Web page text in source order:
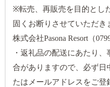
※転売、再販売を目的とし
固くお断りさせていただき
株式会社Pasona Resort（
・返礼品の配送にあたり
合がありますので、必ず日
たはメールアドレスをご登